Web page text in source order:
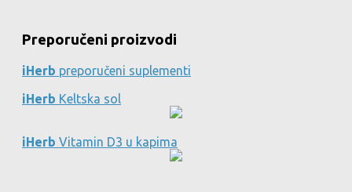
Preporučeni proizvodi
iHerb preporučeni suplementi
iHerb Keltska sol
iHerb Vitamin D3 u kapima